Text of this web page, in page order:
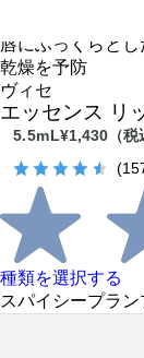
唇にふっくらとし
乾燥を予防
ヴィセ
エッセンス リ
5.5mL¥1,430 （税
種類を選択する
スパイシープラ